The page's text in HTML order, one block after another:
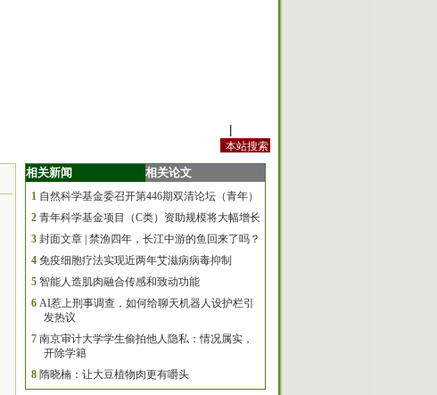
相关新闻 相关论文
1 自然科学基金委召开第446期双清论坛（青年）
2 青年科学基金项目（C类）资助规模将大幅增长
3 封面文章 | 禁渔四年，长江中游的鱼回来了吗？
4 免疫细胞疗法实现近两年艾滋病病毒抑制
5 智能人造肌肉融合传感和致动功能
6 AI惹上刑事调查，如何给聊天机器人设护栏引
发热议
7 南京审计大学学生偷拍他人隐私：情况属实，
开除学籍
8 隋晓楠：让大豆植物肉更有嚼头